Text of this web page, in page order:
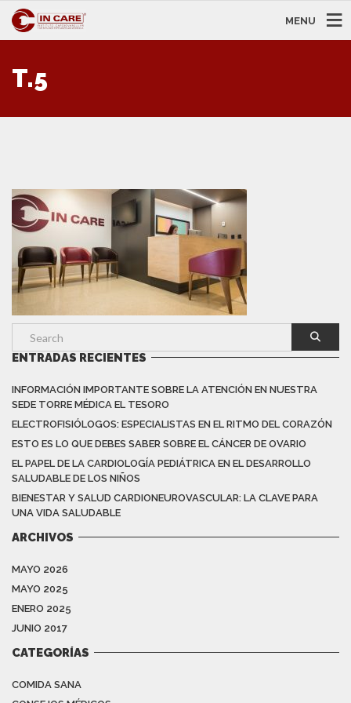
MENU
T.5
ENTRADAS RECIENTES
INFORMACIÓN IMPORTANTE SOBRE LA ATENCIÓN EN NUESTRA
SEDE TORRE MÉDICA EL TESORO
ELECTROFISIÓLOGOS: ESPECIALISTAS EN EL RITMO DEL CORAZÓN
ESTO ES LO QUE DEBES SABER SOBRE EL CÁNCER DE OVARIO
EL PAPEL DE LA CARDIOLOGÍA PEDIÁTRICA EN EL DESARROLLO
SALUDABLE DE LOS NIÑOS
BIENESTAR Y SALUD CARDIONEUROVASCULAR: LA CLAVE PARA
UNA VIDA SALUDABLE
ARCHIVOS
MAYO 2026
MAYO 2025
ENERO 2025
JUNIO 2017
CATEGORÍAS
COMIDA SANA